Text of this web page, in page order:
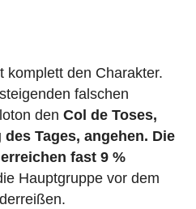
komplett den Charakter.
falschen
den Col de Toses,
Tages, angehen. Die
fast 9 %
Hauptgruppe vor dem